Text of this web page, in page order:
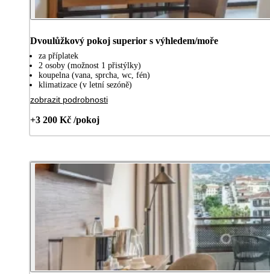
Dvoulůžkový pokoj superior s výhledem/moře
za příplatek
2 osoby (možnost 1 přistýlky)
koupelna (vana, sprcha, wc, fén)
klimatizace (v letní sezóně)
zobrazit podrobnosti
+3 200 Kč /pokoj